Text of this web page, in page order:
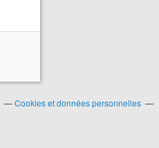
Cookies et données personnelles